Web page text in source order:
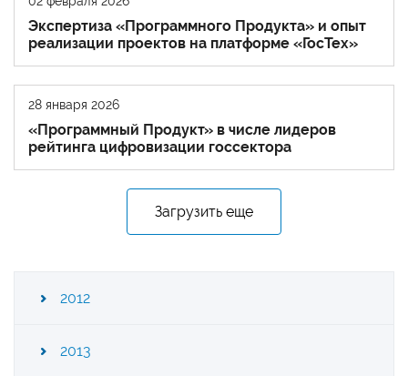
Экспертиза «Программного Продукта» и опыт
реализации проектов на платформе «ГосТех»
28 января 2026
«Программный Продукт» в числе лидеров
рейтинга цифровизации госсектора
Загрузить еще
2012
2013